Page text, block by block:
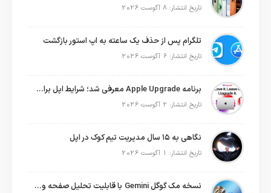
تاریخ انتشار: 8 آگوست 2026
تلگرام پس از حذف یک ساعته به اپ استور بازگشت
تاریخ انتشار: 6 آگوست 2026
برنامه Apple Upgrade معرفی شد؛ شرایط اپل برای اجاره آیفون، آیپد، مک و اپل واچ
تاریخ انتشار: 2 آگوست 2026
نگاهی به ۱۵ سال مدیریت تیم کوک در اپل
تاریخ انتشار: 1 آگوست 2026
نسخه مک گوگل Gemini با قابلیت تحلیل صفحه و دستورات صوتی در به‌روزرسانی جدید